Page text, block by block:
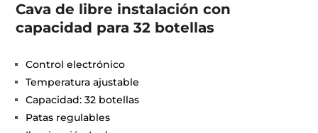
Cava de libre instalación con
capacidad para 32 botellas
Control electrónico
Temperatura ajustable
Capacidad: 32 botellas
Patas regulables